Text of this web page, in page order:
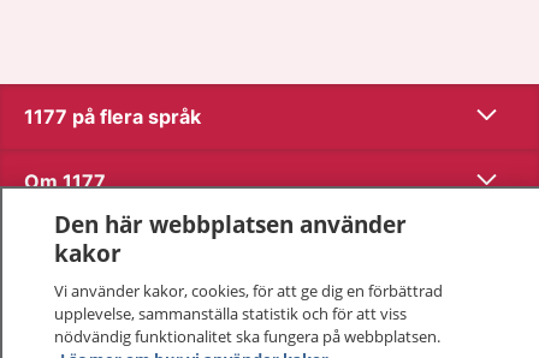
1177 på flera språk Visa
Om 1177 Visa
Kontakt
Behandling av personuppgifter
Den här webbplatsen använder
kakor
Vi använder kakor, cookies, för att ge dig en förbättrad
upplevelse, sammanställa statistik och för att viss
nödvändig funktionalitet ska fungera på webbplatsen.